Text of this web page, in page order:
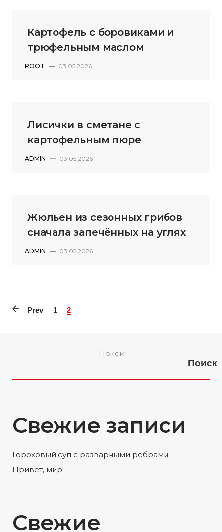
Картофель с боровиками и
трюфельным маслом
ROOT — 03.05.2026
Лисички в сметане с
картофельным пюре
ADMIN — 03.05.2026
Жюльен из сезонных грибов
сначала запечённых на углях
ADMIN — 03.05.2026
Prev 1 2
Поиск
Поиск
Свежие записи
Гороховый суп с разварными ребрами
Привет, мир!
Свежие